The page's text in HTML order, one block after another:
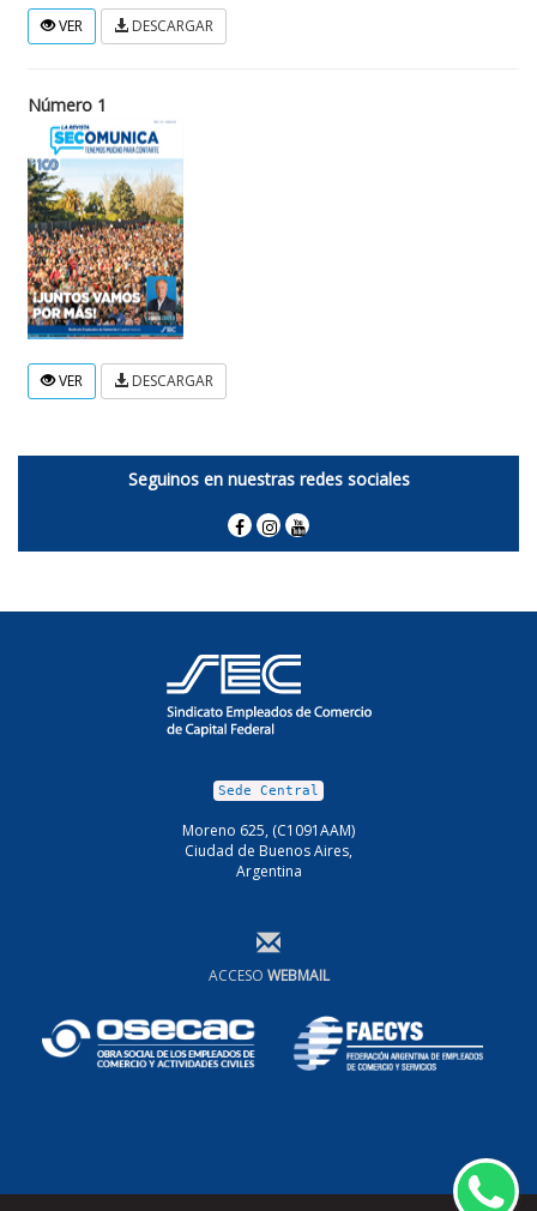
VER DESCARGAR
Número 1
VER DESCARGAR
Seguinos en nuestras redes sociales
Sede Central
Moreno 625, (C1091AAM)
Ciudad de Buenos Aires,
Argentina
ACCESO WEBMAIL